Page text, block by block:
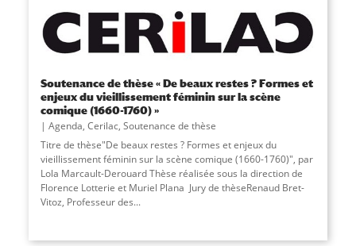
Soutenance de thèse « De beaux restes ? Formes et
enjeux du vieillissement féminin sur la scène
comique (1660-1760) »
Agenda, Cerilac, Soutenance de thèse
Titre de thèse"De beaux restes ? Formes et enjeux du
vieillissement féminin sur la scène comique (1660-1760)", par
Lola Marcault-Derouard Thèse réalisée sous la direction de
Florence Lotterie et Muriel Plana Jury de thèseRenaud Bret-
Vitoz, Professeur des...